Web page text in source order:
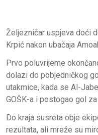
Željezničar uspjeva doći
Krpić nakon ubačaja
Prvo poluvrijeme
dolazi do pobjedničkog
utakmice, kada se Al-
GOŠK-a i postogao gol
Do kraja susreta obje
rezultata, ali mreže su